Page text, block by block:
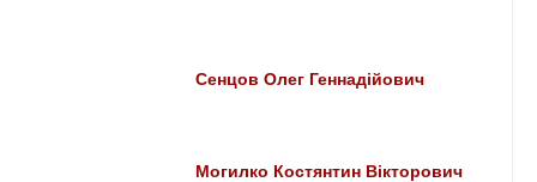
Сенцов Олег Геннадійович
Могилко Костянтин Вікторович